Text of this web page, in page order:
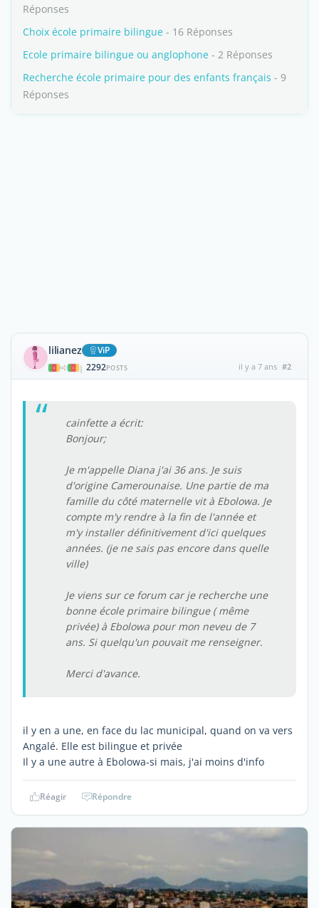
Réponses
Choix école primaire bilingue - 16 Réponses
Ecole primaire bilingue ou anglophone - 2 Réponses
Recherche école primaire pour des enfants français - 9
Réponses
lilianez ViP
| 2292POSTS il y a 7 ans #2
cainfette a écrit:
Bonjour;
Je m'appelle Diana j'ai 36 ans. Je suis
d'origine Camerounaise. Une partie de ma
famille du côté maternelle vit à Ebolowa. Je
compte m'y rendre à la fin de l'année et
m'y installer définitivement d'ici quelques
années. (je ne sais pas encore dans quelle
ville)
Je viens sur ce forum car je recherche une
bonne école primaire bilingue ( même
privée) à Ebolowa pour mon neveu de 7
ans. Si quelqu'un pouvait me renseigner.
Merci d'avance.
il y en a une, en face du lac municipal, quand on va vers
Angalé. Elle est bilingue et privée
Il y a une autre à Ebolowa-si mais, j'ai moins d'info
Réagir Répondre